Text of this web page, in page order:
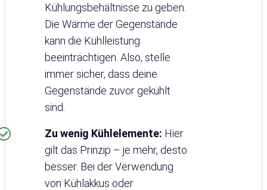
Kühlungsbehältnisse zu geben.
Die Wärme der Gegenstände
kann die Kühlleistung
beeinträchtigen. Also, stelle
immer sicher, dass deine
Gegenstände zuvor gekühlt
sind.
Zu wenig Kühlelemente: Hier
gilt das Prinzip – je mehr, desto
besser. Bei der Verwendung
von Kühlakkus oder